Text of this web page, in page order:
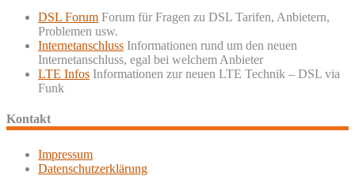
DSL Forum Forum für Fragen zu DSL Tarifen, Anbietern,
Problemen usw.
Internetanschluss Informationen rund um den neuen
Internetanschluss, egal bei welchem Anbieter
LTE Infos Informationen zur neuen LTE Technik – DSL via
Funk
Kontakt
Impressum
Datenschutzerklärung